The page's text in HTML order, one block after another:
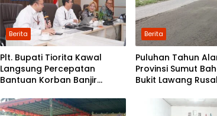
Berita
Plt. Bupati Tiorita Kawal
Langsung Percepatan
Bantuan Korban Banjir
Berita
Puluhan Tahun
Provinsi Sumut
Bukit Lawang
Perbaikan